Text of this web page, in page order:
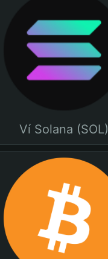
Ví Solana (SOL)